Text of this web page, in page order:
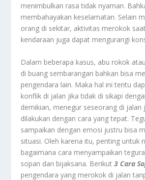
menimbulkan rasa tidak nyaman.
membahayakan keselamatan. Selain
orang di sekitar, aktivitas merokok
kendaraan juga dapat mengurangi
Dalam beberapa kasus, abu rokok
di buang sembarangan bahkan bisa
pengendara lain. Maka hal ini tentu
konflik di jalan jika tidak di sikapi
demikian, menegur seseorang di jalan
dilakukan dengan cara yang tepat.
sampaikan dengan emosi justru bisa
situasi. Oleh karena itu, penting untuk
bagaimana cara menyampaikan
sopan dan bijaksana. Berikut3 Cara
pengendara yang merokok di jalan